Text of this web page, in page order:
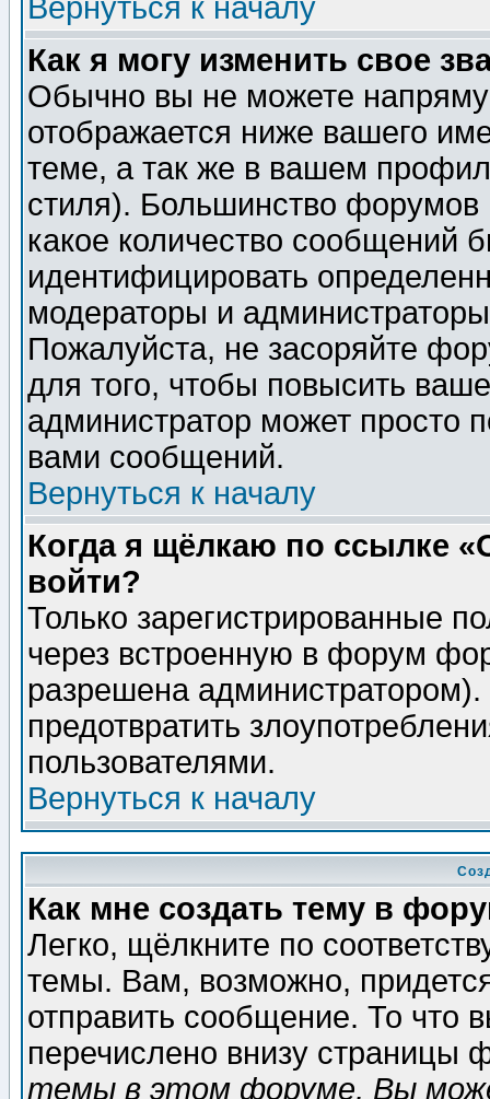
Вернуться к началу
Как я могу изменить свое
Обычно вы не можете
отображается ниже вашего
теме, а так же в вашем
стиля). Большинство форумов
какое количество сообщений
идентифицировать
модераторы и
Пожалуйста, не засоряйте
для того, чтобы повысить
администратор может просто
вами сообщений.
Вернуться к началу
Когда я щёлкаю по ссылке
войти?
Только зарегистрированные
через встроенную в форум
разрешена
предотвратить
пользователями.
Вернуться к началу
Как мне создать тему в
Легко, щёлкните по
темы. Вам, возможно,
отправить сообщение. То что
перечислено внизу страницы
темы в этом форуме, Вы